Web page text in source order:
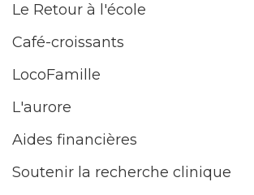
Le Retour à l'école
Café-croissants
LocoFamille
L'aurore
Aides financières
Soutenir la recherche clinique